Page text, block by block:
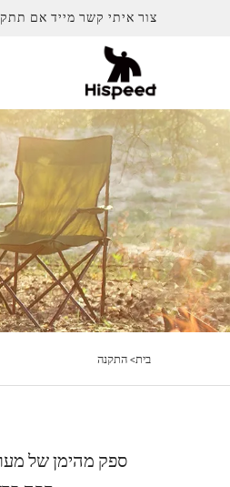
צור איתי קשר מייד אם
בית> התקנה
ספק מהימן של